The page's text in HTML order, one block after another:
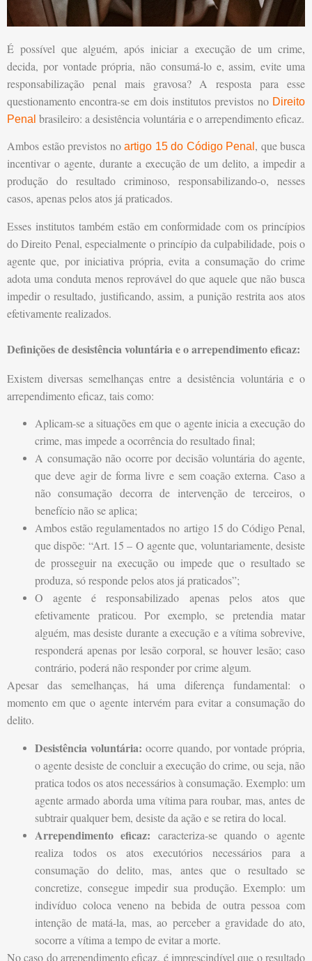
É possível que alguém, após iniciar a execução de um crime,
decida, por vontade própria, não consumá-lo e, assim, evite uma
responsabilização penal mais gravosa? A resposta para esse
questionamento encontra-se em dois institutos previstos no Direito
Penal brasileiro: a desistência voluntária e o arrependimento eficaz.
Ambos estão previstos no artigo 15 do Código Penal , que busca
incentivar o agente, durante a execução de um delito, a impedir a
produção do resultado criminoso, responsabilizando-o, nesses
casos, apenas pelos atos já praticados.
Esses institutos também estão em conformidade com os princípios
do Direito Penal, especialmente o princípio da culpabilidade, pois o
agente que, por iniciativa própria, evita a consumação do crime
adota uma conduta menos reprovável do que aquele que não busca
impedir o resultado, justificando, assim, a punição restrita aos atos
efetivamente realizados.
Definições de desistência voluntária e o arrependimento eficaz:
Existem diversas semelhanças entre a desistência voluntária e o
arrependimento eficaz, tais como:
Aplicam-se a situações em que o agente inicia a execução do
crime, mas impede a ocorrência do resultado final;
A consumação não ocorre por decisão voluntária do agente,
que deve agir de forma livre e sem coação externa. Caso a
não consumação decorra de intervenção de terceiros, o
benefício não se aplica;
Ambos estão regulamentados no artigo 15 do Código Penal,
que dispõe: “Art. 15 – O agente que, voluntariamente, desiste
de prosseguir na execução ou impede que o resultado se
produza, só responde pelos atos já praticados”;
O agente é responsabilizado apenas pelos atos que
efetivamente praticou. Por exemplo, se pretendia matar
alguém, mas desiste durante a execução e a vítima sobrevive,
responderá apenas por lesão corporal, se houver lesão; caso
contrário, poderá não responder por crime algum.
Apesar das semelhanças, há uma diferença fundamental: o
momento em que o agente intervém para evitar a consumação do
delito.
Desistência voluntária: ocorre quando, por vontade própria,
o agente desiste de concluir a execução do crime, ou seja, não
pratica todos os atos necessários à consumação. Exemplo: um
agente armado aborda uma vítima para roubar, mas, antes de
subtrair qualquer bem, desiste da ação e se retira do local.
Arrependimento eficaz: caracteriza-se quando o agente
realiza todos os atos executórios necessários para a
consumação do delito, mas, antes que o resultado se
concretize, consegue impedir sua produção. Exemplo: um
indivíduo coloca veneno na bebida de outra pessoa com
intenção de matá-la, mas, ao perceber a gravidade do ato,
socorre a vítima a tempo de evitar a morte.
No caso do arrependimento eficaz, é imprescindível que o resultado